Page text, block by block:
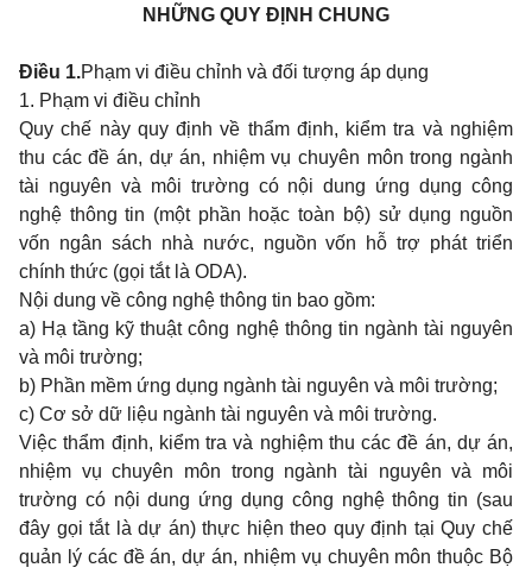
NHỮNG QUY ĐỊNH CHUNG
Điều 1.Phạm vi điều chỉnh và đối tượng áp dụng
1. Phạm vi điều chỉnh
Quy chế này quy định về thẩm định, kiểm tra và nghiệm
thu các đề án, dự án, nhiệm vụ chuyên môn trong ngành
tài nguyên và môi trường có nội dung ứng dụng công
nghệ thông tin (một phần hoặc toàn bộ) sử dụng nguồn
vốn ngân sách nhà nước, nguồn vốn hỗ trợ phát triển
chính thức (gọi tắt là ODA).
Nội dung về công nghệ thông tin bao gồm:
a) Hạ tầng kỹ thuật công nghệ thông tin ngành tài nguyên
và môi trường;
b) Phần mềm ứng dụng ngành tài nguyên và môi trường;
c) Cơ sở dữ liệu ngành tài nguyên và môi trường.
Việc thẩm định, kiểm tra và nghiệm thu các đề án, dự án,
nhiệm vụ chuyên môn trong ngành tài nguyên và môi
trường có nội dung ứng dụng công nghệ thông tin (sau
đây gọi tắt là dự án) thực hiện theo quy định tại Quy chế
quản lý các đề án, dự án, nhiệm vụ chuyên môn thuộc Bộ